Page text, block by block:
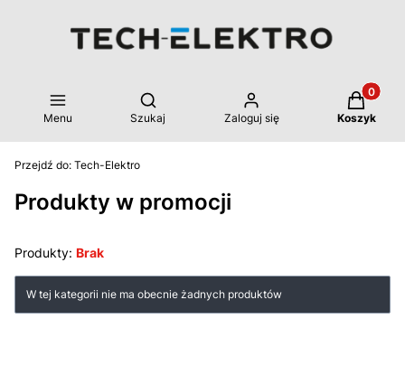
Menu
Otwórz wyszukiwarkę
Szukaj Zaloguj się Koszyk
Przejdź do: Tech-Elektro
Produkty w promocji
Produkty: Brak
Lista produktów
W tej kategorii nie ma obecnie żadnych produktów